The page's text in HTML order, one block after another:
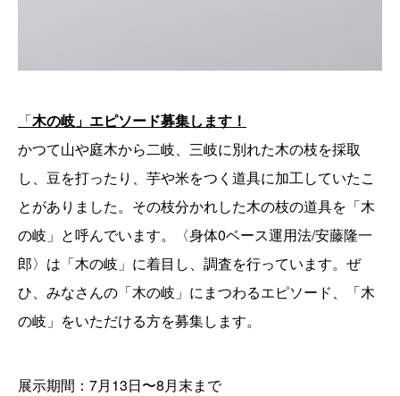
「木の岐」エピソード募集します！
かつて山や庭木から二岐、三岐に別れた木の枝を採取
し、豆を打ったり、芋や米をつく道具に加工していたこ
とがありました。その枝分かれした木の枝の道具を「木
の岐」と呼んでいます。〈身体0ベース運用法/安藤隆一
郎〉は「木の岐」に着目し、調査を行っています。ぜ
ひ、みなさんの「木の岐」にまつわるエピソード、「木
の岐」をいただける方を募集します。
展示期間：7月13日〜8月末まで